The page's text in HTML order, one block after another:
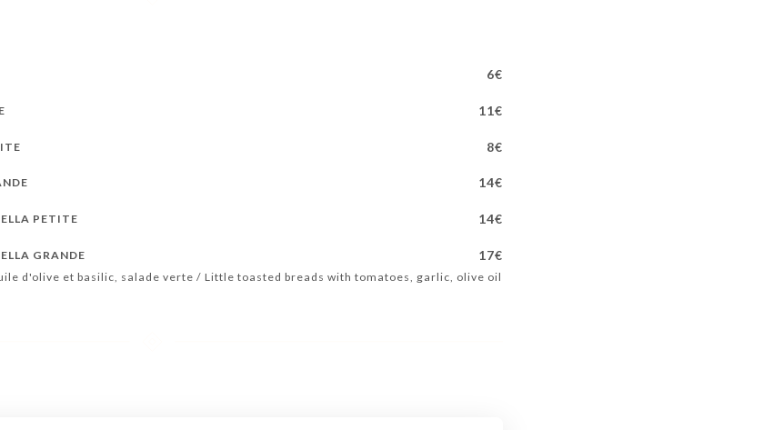
6€
11€
8€
14€
PETITE 14€
GRANDE 17€
d'olive et basilic, salade verte / Little toasted breads with tomatoes, garlic, olive oil